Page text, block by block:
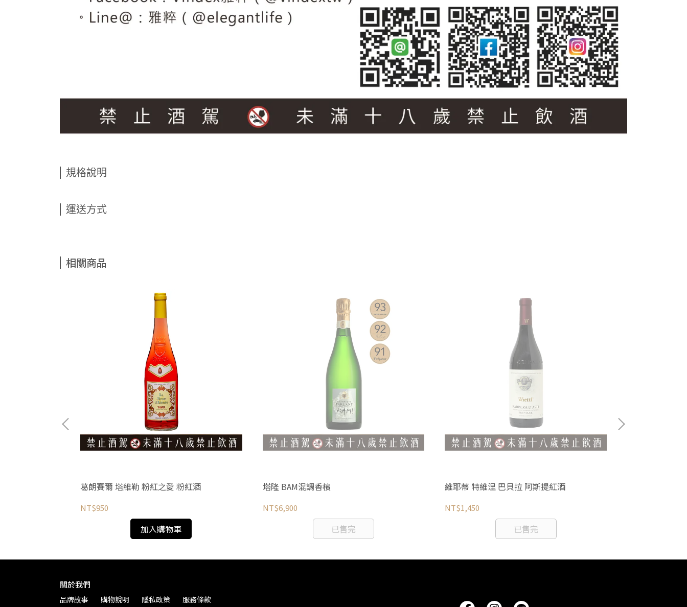
規格說明
運送方式
相關商品
葛朗賽爾 塔維勒 粉紅之愛 粉紅酒
NT$950
加入購物車
塔隆 BAM混調香檳
NT$6,900
已售完
維耶蒂 特維涅 巴貝拉 阿斯提紅酒
NT$1,450
已售完
關於我們
品牌故事 購物說明 隱私政策 服務條款